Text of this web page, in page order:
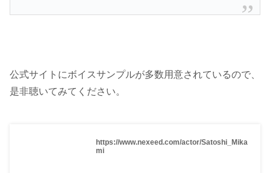
公式サイトにボイスサンプルが多数用意されているので、
是非聴いてみてください。
https://www.nexeed.com/actor/Satoshi_Mika
mi